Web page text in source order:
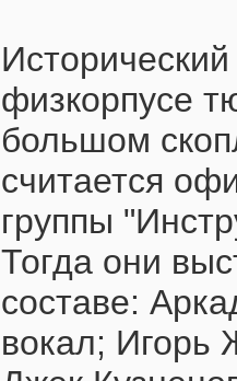
физкорпусе
большом
считается
группы
Тогда они
составе:
вокал; Игорь